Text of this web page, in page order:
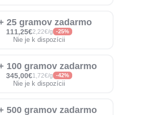
25 gramov zadarmo
111,25€2,22€/g -25%
Nie je k dispozícii
100 gramov zadarmo
345,00€1,72€/g -42%
Nie je k dispozícii
500 gramov zadarmo